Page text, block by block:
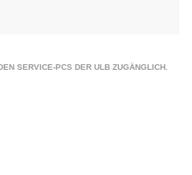
SERVICE-PCS DER ULB ZUGÄNGLICH.